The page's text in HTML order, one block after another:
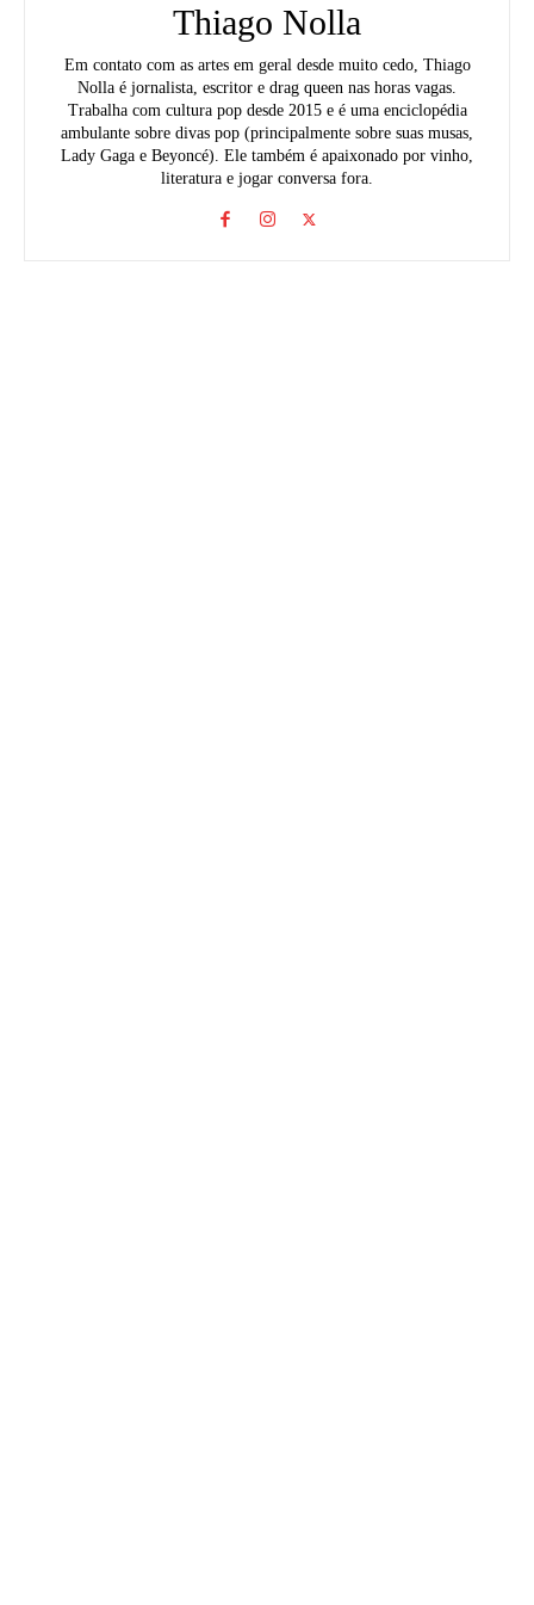
Thiago Nolla
Em contato com as artes em geral desde muito cedo, Thiago
Nolla é jornalista, escritor e drag queen nas horas vagas.
Trabalha com cultura pop desde 2015 e é uma enciclopédia
ambulante sobre divas pop (principalmente sobre suas musas,
Lady Gaga e Beyoncé). Ele também é apaixonado por vinho,
literatura e jogar conversa fora.